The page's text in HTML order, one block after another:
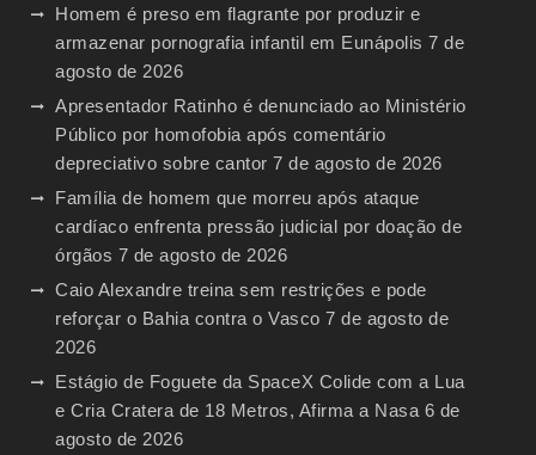
Homem é preso em flagrante por produzir e
armazenar pornografia infantil em Eunápolis 7 de
agosto de 2026
Apresentador Ratinho é denunciado ao Ministério
Público por homofobia após comentário
depreciativo sobre cantor 7 de agosto de 2026
Família de homem que morreu após ataque
cardíaco enfrenta pressão judicial por doação de
órgãos 7 de agosto de 2026
Caio Alexandre treina sem restrições e pode
reforçar o Bahia contra o Vasco 7 de agosto de
2026
Estágio de Foguete da SpaceX Colide com a Lua
e Cria Cratera de 18 Metros, Afirma a Nasa 6 de
agosto de 2026